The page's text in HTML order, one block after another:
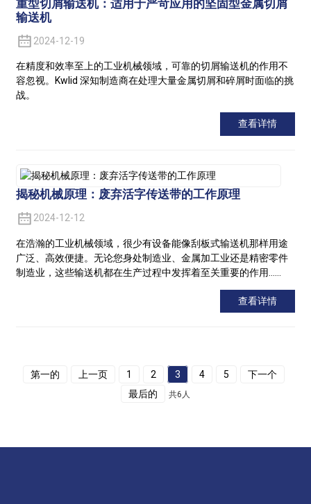
重型切屑输送机：适用于严苛应用的坚固型金属切屑
输送机
2024-12-19
在精度和效率至上的工业机械领域，可靠的切屑输送机的作用不
容忽视。Kwlid 深知制造商在处理大量金属切屑和碎屑时面临的挑
战。
查看详情
揭秘机械原理：废弃活字传送带的工作原理
2024-12-12
在浩瀚的工业机械领域，很少有设备能像刮板式输送机那样用途
广泛、高效便捷。无论您身处制造业、金属加工业还是精密零件
制造业，这些输送机都在生产过程中发挥着至关重要的作用……
查看详情
第一的 上一页 1 2 3 4 5
下一个
最后的
共6人